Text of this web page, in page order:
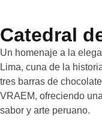
Catedral
Un homenaje a la
Lima, cuna de la
tres barras de
VRAEM, ofreciendo
sabor y arte peruano.